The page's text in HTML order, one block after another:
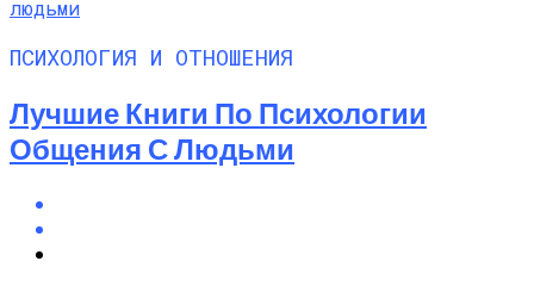
ПСИХОЛОГИЯ И ОТНОШЕНИЯ
Лучшие Книги По Психологии
Общения С Людьми